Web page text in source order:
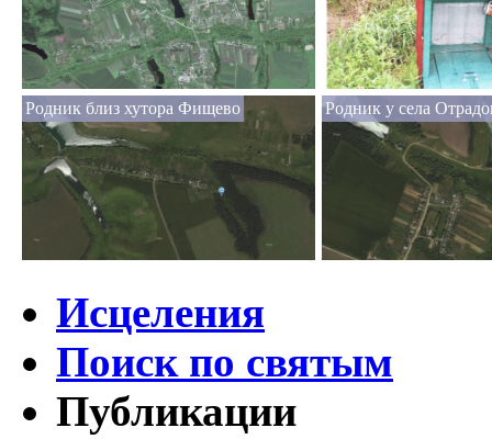
Родник близ хутора Фищево Родник у села
Исцеления
Поиск по святым
Публикации